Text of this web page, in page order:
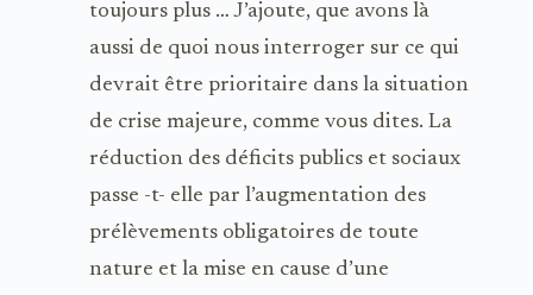
toujours plus … J’ajoute, que avons là
aussi de quoi nous interroger sur ce qui
devrait être prioritaire dans la situation
de crise majeure, comme vous dites. La
réduction des déficits publics et sociaux
passe -t- elle par l’augmentation des
prélèvements obligatoires de toute
nature et la mise en cause d’une